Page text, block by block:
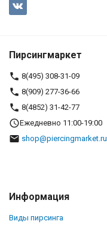
Пирсингмаркет
8(495) 308-31-09
8(909) 277-36-66
8(4852) 31-42-77
Ежедневно 11:00-19:00
shop@piercingmarket.ru
Информация
Виды пирсинга